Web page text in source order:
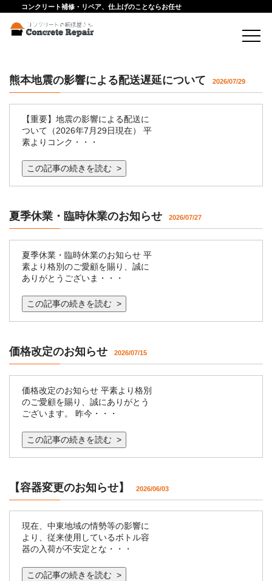
コンクリート補修・リペア、仕上げのことならお任せ
熊本地震の影響による配送遅延について 2026/07/29
【重要】地震の影響による配送に
ついて（2026年7月29日現在） 平
素よりコンク・・・
この記事の続きを読む >
夏季休業・臨時休業のお知らせ 2026/07/27
夏季休業・臨時休業のお知らせ 平
素より格別のご愛顧を賜り、誠に
ありがとうございま・・・
この記事の続きを読む >
価格改定のお知らせ 2026/07/15
価格改定のお知らせ 平素より格別
のご愛顧を賜り、誠にありがとう
ございます。 昨今・・・
この記事の続きを読む >
【容器変更のお知らせ】 2026/06/03
現在、中東地域の情勢等の影響に
より、従来使用しているボトル容
器の入荷が不安定とな・・・
この記事の続きを読む >